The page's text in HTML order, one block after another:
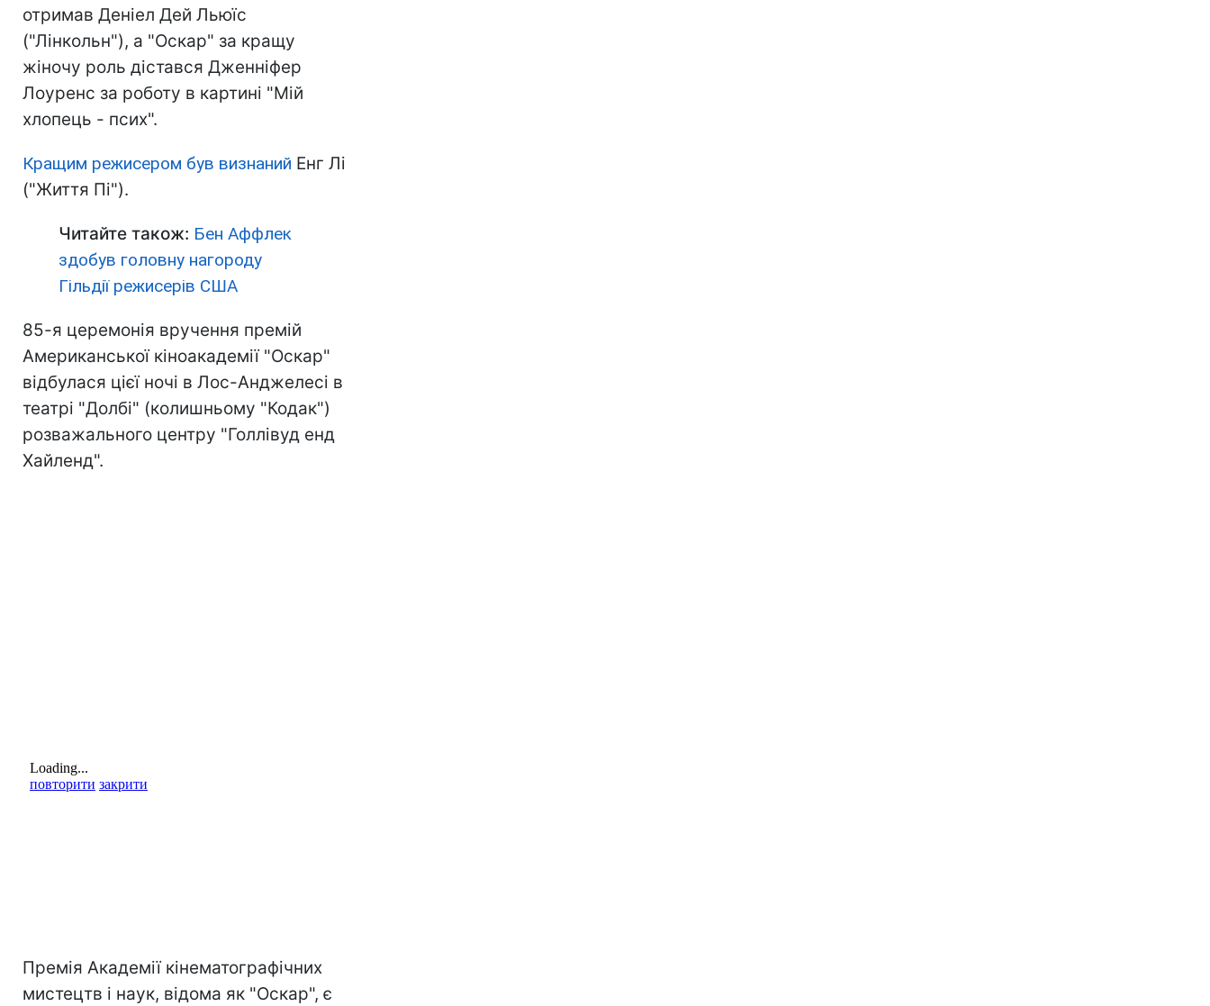
отримав Деніел Дей Льюїс
("Лінкольн"), а "Оскар" за кращу
жіночу роль дістався Дженніфер
Лоуренс за роботу в картині "Мій
хлопець - псих".
Кращим режисером був визнаний Енг Лі
("Життя Пі").
Читайте також: Бен Аффлек
здобув головну нагороду
Гільдії режисерів США
85-я церемонія вручення премій
Американської кіноакадемії "Оскар"
відбулася цієї ночі в Лос-Анджелесі в
театрі "Долбі" (колишньому "Кодак")
розважального центру "Голлівуд енд
Хайленд".
Премія Академії кінематографічних
мистецтв і наук, відома як "Оскар", є